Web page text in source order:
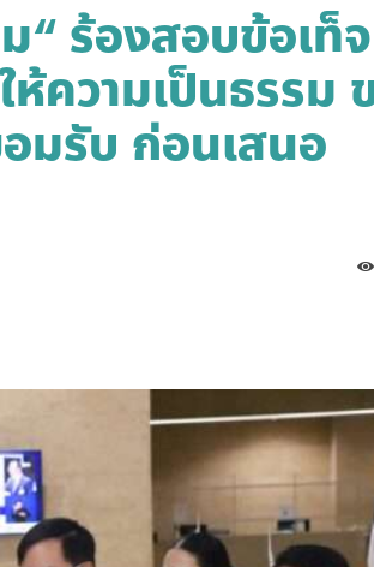
“ ร้องสอบข้อเท็จ
ห้ความเป็นธรรม
มรับ ก่อนเสนอ